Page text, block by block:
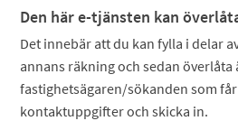
Den här e-tjänsten kan
Det innebär att du kan fylla i delar
annans räkning och sedan
fastighetsägaren/sökanden som
kontaktuppgifter och skicka in.